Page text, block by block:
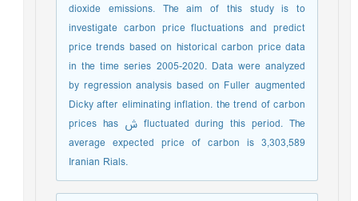
dioxide emissions. The aim of this study is to
investigate carbon price fluctuations and predict
price trends based on historical carbon price data
in the time series 2005-2020. Data were analyzed
by regression analysis based on Fuller augmented
Dicky after eliminating inflation. the trend of carbon
prices has ش fluctuated during this period. The
average expected price of carbon is 3,303,589
Iranian Rials.